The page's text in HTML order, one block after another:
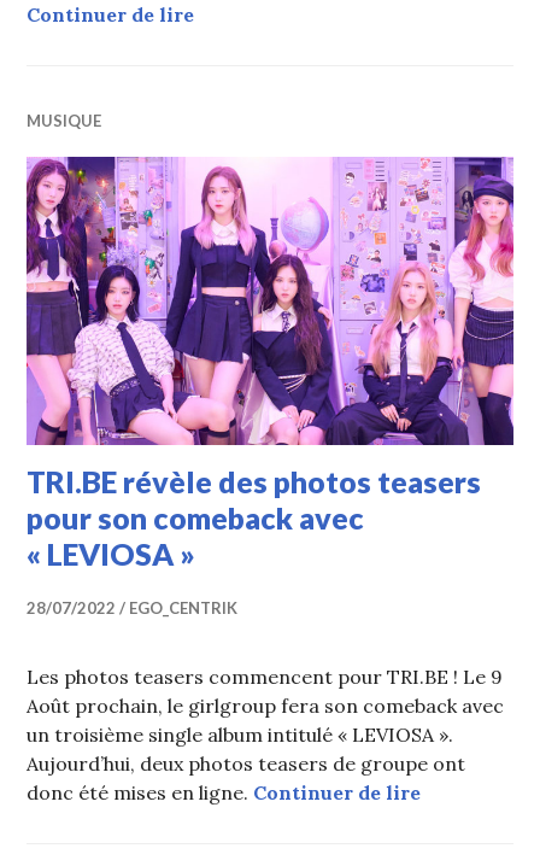
Continuer de lireTRI.BE a fait son comeback avec le
MUSIQUE
TRI.BE révèle des photos teasers
pour son comeback avec
« LEVIOSA »
28/07/2022 EGO_CENTRIK
Les photos teasers commencent pour TRI.BE ! Le 9
Août prochain, le girlgroup fera son comeback avec
un troisième single album intitulé « LEVIOSA ».
Aujourd’hui, deux photos teasers de groupe ont
donc été mises en ligne. Continuer de lireTRI.BE